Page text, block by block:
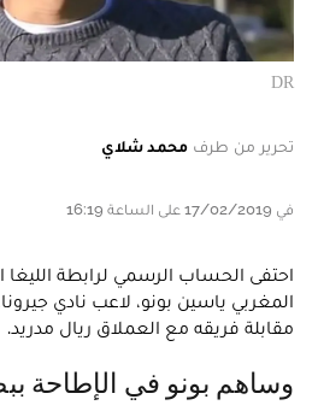
DR
تحرير من طرف محمد شلاي
في 17/02/2019 على الساعة 16:19
احتفى الحساب الرسمي لرابطة الليغا
المغربي ياسين بونو، لاعب نادي
مقابلة فريقه مع العملاق ريال مدريد.
وساهم بونو في الإطاحة ببطل أوربا على